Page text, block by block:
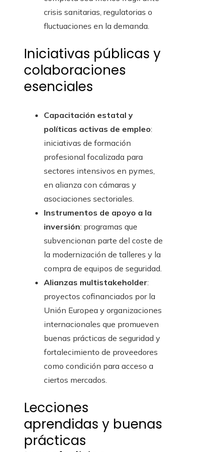
crisis sanitarias, regulatorias o
fluctuaciones en la demanda.
Iniciativas públicas y
colaboraciones
esenciales
Capacitación estatal y
políticas activas de empleo:
iniciativas de formación
profesional focalizada para
sectores intensivos en pymes,
en alianza con cámaras y
asociaciones sectoriales.
Instrumentos de apoyo a la
inversión: programas que
subvencionan parte del coste de
la modernización de talleres y la
compra de equipos de seguridad.
Alianzas multistakeholder:
proyectos cofinanciados por la
Unión Europea y organizaciones
internacionales que promueven
buenas prácticas de seguridad y
fortalecimiento de proveedores
como condición para acceso a
ciertos mercados.
Lecciones
aprendidas y buenas
prácticas